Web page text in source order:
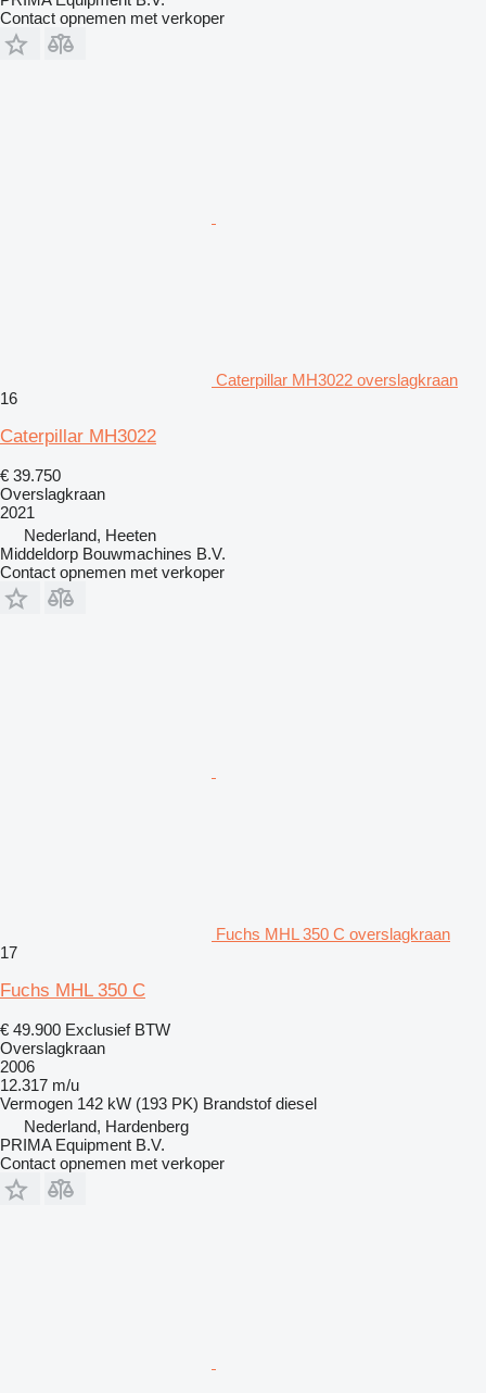
Contact opnemen met verkoper
Caterpillar MH3022 overslagkraan
16
Caterpillar MH3022
€ 39.750
Overslagkraan
2021
Nederland, Heeten
Middeldorp Bouwmachines B.V.
Contact opnemen met verkoper
Fuchs MHL 350 C overslagkraan
17
Fuchs MHL 350 C
€ 49.900 Exclusief BTW
Overslagkraan
2006
12.317 m/u
Vermogen 142 kW (193 PK) Brandstof diesel
Nederland, Hardenberg
PRIMA Equipment B.V.
Contact opnemen met verkoper